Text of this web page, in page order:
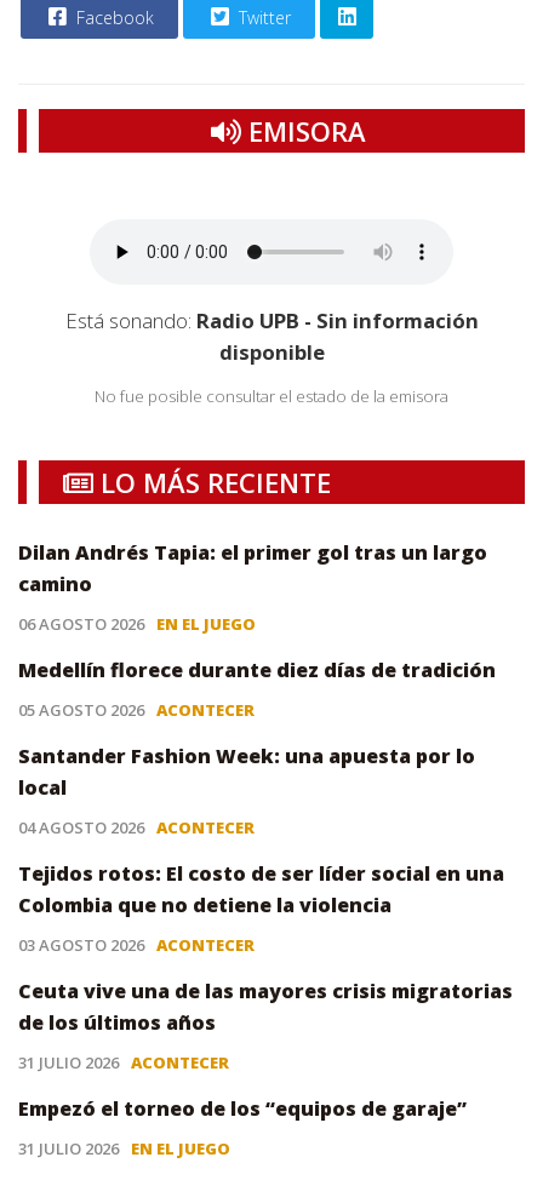
Facebook Twitter
EMISORA
Está sonando: Radio UPB - Sin información
disponible
No fue posible consultar el estado de la emisora
LO MÁS RECIENTE
Dilan Andrés Tapia: el primer gol tras un largo
camino
06 AGOSTO 2026 EN EL JUEGO
Medellín florece durante diez días de tradición
05 AGOSTO 2026 ACONTECER
Santander Fashion Week: una apuesta por lo
local
04 AGOSTO 2026 ACONTECER
Tejidos rotos: El costo de ser líder social en una
Colombia que no detiene la violencia
03 AGOSTO 2026 ACONTECER
Ceuta vive una de las mayores crisis migratorias
de los últimos años
31 JULIO 2026 ACONTECER
Empezó el torneo de los “equipos de garaje”
31 JULIO 2026 EN EL JUEGO